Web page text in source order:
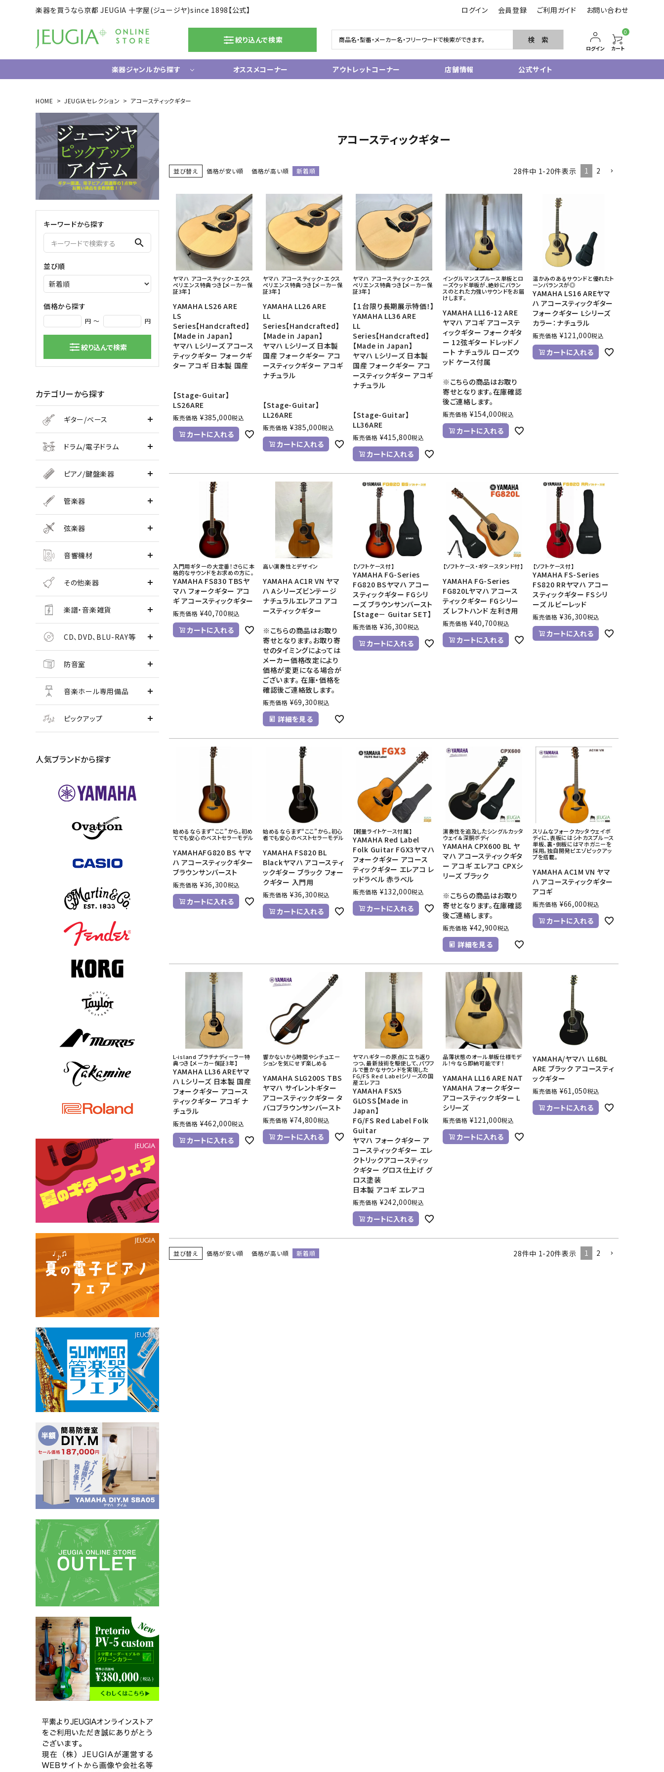
楽器を買うなら京都 JEUGIA 十字屋(ジュージヤ)since 1898【公式】 ログイン 会員登録 ご利用ガイド お問い合わせ
絞り込んで検索 検 索
ログイン
0
カート
楽器ジャンルから探す
ギター/ベース
エレキギター
エレキベース
アコースティックギター
中古ギター・アウトレットギター
ウクレレ
ギター関連小物
アンプ
エフェクター
ライフスタイルグッズ
中古ピアノ
その他金管
管楽器小物
弦楽器
クラシックギター
ハープ
弦楽器小物
音響機材
シンセサイザー
DAW ／ DTM
DJ
マイク
その他楽器
ハーモニカ
鍵盤ハーモニカ
リコーダー
CD/楽譜・音楽雑貨
CD、映像ソフト等
楽譜
音楽雑貨
オススメコーナー アウトレットコーナー 店舗情報 公式サイト
HOME JEUGIAセレクション アコースティックギター
キーワードから探す
search
並び順
価格から探す
円 ～ 円
絞り込んで検索
カテゴリーから探す
ギター/ベース
ドラム/電子ドラム
ピアノ/鍵盤楽器
管楽器
弦楽器
音響機材
その他楽器
楽譜・音楽雑貨
CD、DVD、BLU-RAY等
防音室
音楽ホール専用備品
ピックアップ
人気ブランドから探す
アコースティックギター
並び替え 価格が安い順 価格が高い順 新着順 28件中 1-20件表示 1 2
ヤマハ アコースティック・エクス
ペリエンス特典つき【メーカー保
証3年】
YAMAHA LS26 ARE
LS
Series【Handcrafted】
【Made in Japan】
ヤマハ Lシリーズ アコース
ティックギター フォークギ
ター アコギ 日本製 国産
【Stage-Guitar】
LS26ARE
販売価格 ¥385,000税込
カートに入れる
ヤマハ アコースティック・エクス
ペリエンス特典つき【メーカー保
証3年】
YAMAHA LL26 ARE
LL
Series【Handcrafted】
【Made in Japan】
ヤマハ Lシリーズ 日本製
国産 フォークギター アコ
ースティックギター アコギ
ナチュラル
【Stage-Guitar】
LL26ARE
販売価格 ¥385,000税込
カートに入れる
ヤマハ アコースティック・エクス
ペリエンス特典つき【メーカー保
証3年】
【１台限り長期展示特価！】
YAMAHA LL36 ARE
LL
Series【Handcrafted】
【Made in Japan】
ヤマハ Lシリーズ 日本製
国産 フォークギター アコ
ースティックギター アコギ
ナチュラル
【Stage-Guitar】
LL36ARE
販売価格 ¥415,800税込
カートに入れる
イングルマンスプルース単板とロ
ーズウッド単板が、絶妙にバラン
スのとれた力強いサウンドをお届
けします。
YAMAHA LL16-12 ARE
ヤマハ アコギ アコーステ
ィックギター フォークギタ
ー 12弦ギター ドレッドノ
ート ナチュラル ローズウ
ッド ケース付属
※こちらの商品はお取り
寄せとなります。在庫確認
後ご連絡します。
販売価格 ¥154,000税込
カートに入れる
温かみのあるサウンドと優れたト
ーンバランスが◎
YAMAHA LS16 AREヤマ
ハ アコースティックギター
フォークギター Lシリーズ
カラー：ナチュラル
販売価格 ¥121,000税込
カートに入れる
入門用ギターの大定番！さらに本
格的なサウンドをお求めの方に。
YAMAHA FS830 TBSヤ
マハ フォークギター アコ
ギ アコースティックギター
販売価格 ¥40,700税込
カートに入れる
高い演奏性とデザイン
YAMAHA AC1R VN ヤマ
ハ Aシリーズビンテージ
ナチュラルエレアコ アコ
ースティックギター
※こちらの商品はお取り
寄せとなります。お取り寄
せのタイミングによっては
メーカー価格改定により
価格が変更になる場合が
ございます。 在庫・価格を
確認後ご連絡致します。
販売価格 ¥69,300税込
詳細を見る
【ソフトケース付】
YAMAHA FG-Series
FG820 BSヤマハ アコー
スティックギター FGシリ
ーズ ブラウンサンバースト
【Stage－ Guitar SET】
販売価格 ¥36,300税込
カートに入れる
【ソフトケース・ギタースタンド付】
YAMAHA FG-Series
FG820Lヤマハ アコース
ティックギター FGシリー
ズ レフトハンド 左利き用
販売価格 ¥40,700税込
カートに入れる
【ソフトケース付】
YAMAHA FS-Series
FS820 RRヤマハ アコー
スティックギター FSシリ
ーズ ルビーレッド
販売価格 ¥36,300税込
カートに入れる
始めるならまず“ここ”から。初め
てでも安心のベストセラーモデル
YAMAHAFG820 BS ヤマ
ハ アコースティックギター
ブラウンサンバースト
販売価格 ¥36,300税込
カートに入れる
始めるならまず“ここ”から。初心
者でも安心のベストセラーモデル
YAMAHA FS820 BL
Blackヤマハ アコースティ
ックギター ブラック フォー
クギター 入門用
販売価格 ¥36,300税込
カートに入れる
【軽量ライトケース付属】
YAMAHA Red Label
Folk Guitar FGX3ヤマハ
フォークギター アコース
ティックギター エレアコ レ
ッドラベル 赤ラベル
販売価格 ¥132,000税込
カートに入れる
演奏性を追及したシングルカッタ
ウェイ＆深胴ボディ
YAMAHA CPX600 BL ヤ
マハ アコースティックギタ
ー アコギ エレアコ CPXシ
リーズ ブラック
※こちらの商品はお取り
寄せとなります。在庫確認
後ご連絡します。
販売価格 ¥42,900税込
詳細を見る
スリムなフォークカッタウェイボ
ディに、表板にはシトカスプルース
単板、裏・側板にはマホガニーを
採用。独自開発ピエゾピックアッ
プを搭載。
YAMAHA AC1M VN ヤマ
ハ アコースティックギター
アコギ
販売価格 ¥66,000税込
カートに入れる
L-island プラチナディーラー特
典つき【メーカー保証3年】
YAMAHA LL36 AREヤマ
ハ Lシリーズ 日本製 国産
フォークギター アコース
ティックギター アコギ ナ
チュラル
販売価格 ¥462,000税込
カートに入れる
響かないから時間やシチュエー
ションを気にせず楽しめる
YAMAHA SLG200S TBS
ヤマハ サイレントギター
アコースティックギター タ
バコブラウンサンバースト
販売価格 ¥74,800税込
カートに入れる
ヤマハギターの原点に立ち返り
つつ、最新技術を駆使して、パワフ
ルで豊かなサウンドを実現した
FG/FS Red Labelシリーズの国
産エレアコ
YAMAHA FSX5
GLOSS【Made in
Japan】
FG/FS Red Label Folk
Guitar
ヤマハ フォークギター ア
コースティックギター エレ
クトリックアコースティッ
クギター グロス仕上げ グ
ロス塗装
日本製 アコギ エレアコ
販売価格 ¥242,000税込
カートに入れる
品薄状態のオール単板仕様モデ
ル！今なら即納可能です！
YAMAHA LL16 ARE NAT
YAMAHA フォークギター
アコースティックギター L
シリーズ
販売価格 ¥121,000税込
カートに入れる
YAMAHA/ヤマハ LL6BL
ARE ブラック アコースティ
ックギター
販売価格 ¥61,050税込
カートに入れる
並び替え 価格が安い順 価格が高い順 新着順 28件中 1-20件表示 1 2